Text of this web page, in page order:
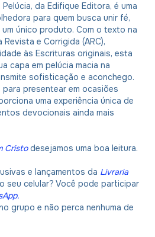
da Edifique Editora, é uma
para quem busca unir fé,
único produto. Com o texto na
e Corrigida (ARC),
às Escrituras originais, esta
capa em pelúcia macia na
sofisticação e aconchego.
presentear em ocasiões
uma experiência única de
devocionais ainda mais
Cristo desejamos uma boa leitura.
e lançamentos da Livraria
seu celular? Você pode participar
.
grupo e não perca nenhuma de